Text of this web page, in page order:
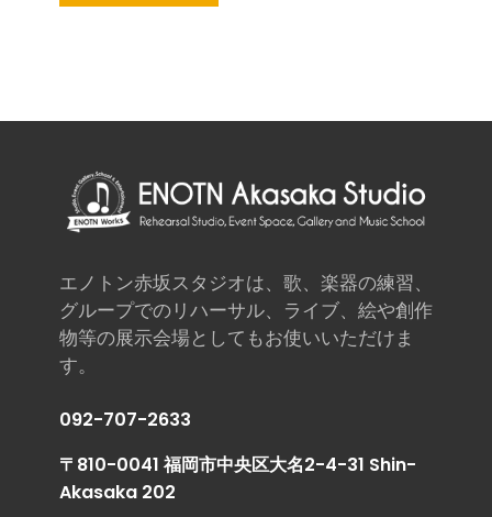
エノトン赤坂スタジオは、歌、楽器の練習、
グループでのリハーサル、ライブ、絵や創作
物等の展示会場としてもお使いいただけま
す。
092-707-2633
〒810-0041 福岡市中央区大名2-4-31 Shin-
Akasaka 202